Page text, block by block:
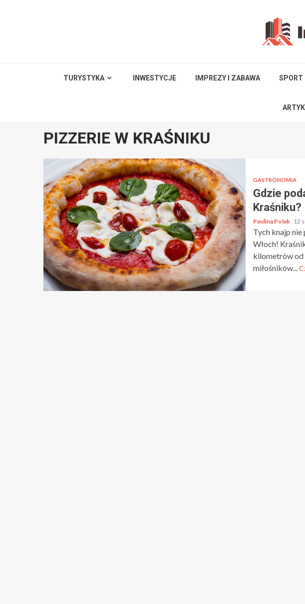
TURYSTYKA INWESTYCJE IMPREZY I ZABAWA SPORT
PIZZERIE W KRAŚNIKU
GASTRONOMIA
Gdzie
Kraśniku?
Paulina Polak 12
Tych knajp
Włoch!
kilometrów od
miłośników...